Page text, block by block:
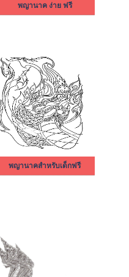
พญานาค ง่าย ฟรี
พญานาคสำหรับเด็กฟรี